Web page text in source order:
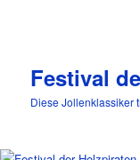
Festival
Diese Jollenklassiker